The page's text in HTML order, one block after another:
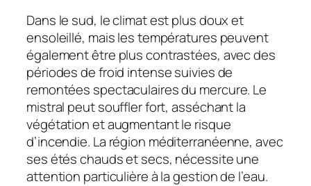
Dans le sud, le climat est plus doux et
ensoleillé, mais les températures peuvent
également être plus contrastées, avec des
périodes de froid intense suivies de
remontées spectaculaires du mercure. Le
mistral peut souffler fort, asséchant la
végétation et augmentant le risque
d’incendie. La région méditerranéenne, avec
ses étés chauds et secs, nécessite une
attention particulière à la gestion de l’eau.